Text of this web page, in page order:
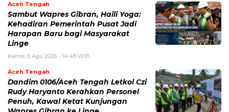
Aceh Tengah
‎Sambut Wapres Gibran, Haili Yoga:
Kehadiran Pemerintah Pusat Jadi
Harapan Baru bagi Masyarakat
Linge
Kamis, 6 Agu 2026 - 14:48 WIB
Aceh Tengah
Dandim 0106/Aceh Tengah Letkol Czi
Rudy Haryanto Kerahkan Personel
Penuh, Kawal Ketat Kunjungan